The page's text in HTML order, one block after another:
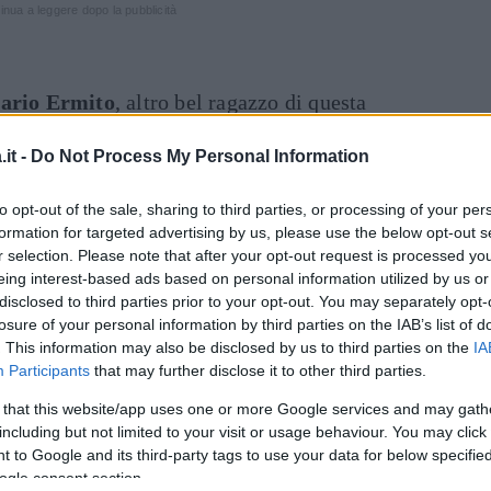
- Do Not Process My Personal Information
opt-out of the sale, sharing to third parties, or processing of your
for targeted advertising by us, please use the below opt-out
selection. Please note that after your opt-out request is processed
interest-based ads based on personal information utilized by us
to third parties prior to your opt-out. You may separately
of your personal information by third parties on the IAB’s list of
This information may also be disclosed by us to third parties on the
Participants that may further disclose it to other third parties.
that this website/app uses one or more Google services and may
but not limited to your visit or usage behaviour. You may
to Google and its third-party tags to use your data for below
consent section.
Ermito, altro bel ragazzo di questa
si è scatenato. Le
si notano, e questo vale sia per i maschietti
più soggette a mostrare la
, la concorrente napoletana, abbia
alle telecamere. È successo mentre si
il possibile imbarazzo, ha infatti chiesto
una mano a sistemarsi, ma l’aiuto è
di prepotenza suo malgrado, deliziando
maschi. In ogni caso, non si